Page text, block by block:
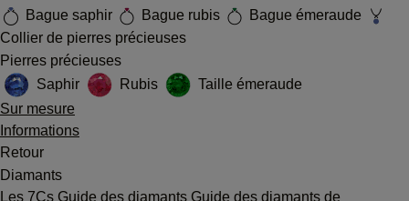
Bague saphir
Bague rubis
Bague émeraude
Collier de pierres précieuses
Pierres précieuses
Saphir
Rubis
Taille émeraude
Sur mesure
Informations
Retour
Diamants
Les 7Cs Guide des diamants Guide des diamants de